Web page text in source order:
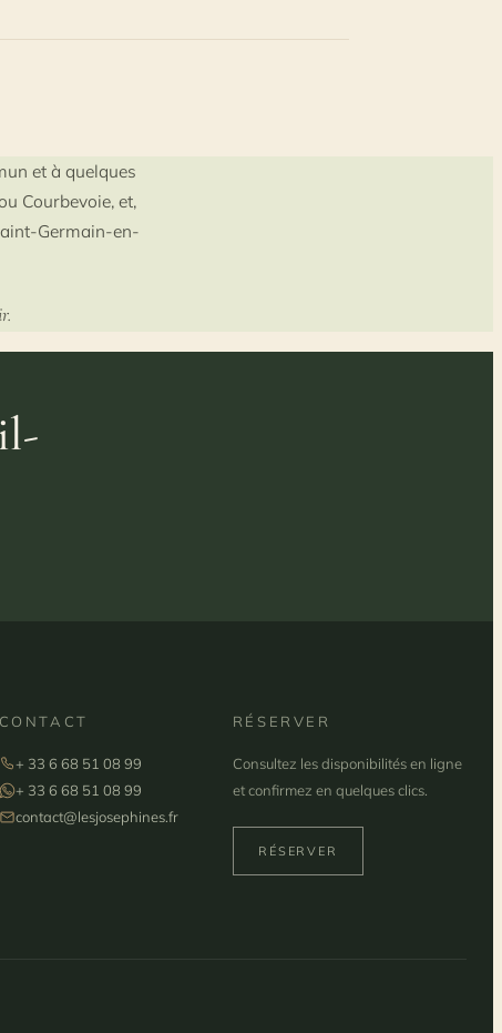
et à quelques
Courbevoie, et,
Germain-en-
CONTACT
+ 33 6 68 51 08 99
+ 33 6 68 51 08 99
contact@lesjosephines.fr
RÉSERVER
Consultez les disponibilités en ligne
et confirmez en quelques clics.
RÉSERVER